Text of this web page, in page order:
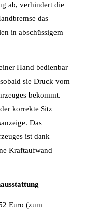
ab, verhindert die
das
in abschüssigem
Hand bedienbar
sie Druck vom
bekommt.
korrekte Sitz
Das
ist dank
Kraftaufwand
Euro (zum